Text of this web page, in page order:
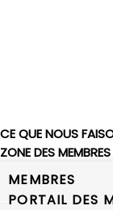
CE QUE NOUS
ZONE DES MEMBRES
MEMBRES
PORTAIL DES